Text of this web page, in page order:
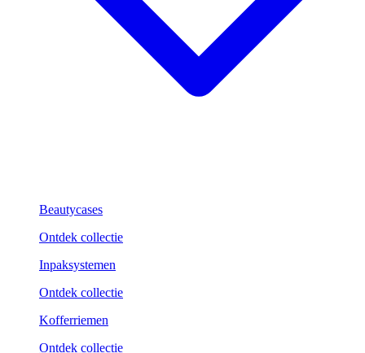
Beautycases
Ontdek collectie
Inpaksystemen
Ontdek collectie
Kofferriemen
Ontdek collectie